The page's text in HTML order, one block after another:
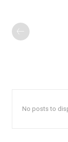
No posts to